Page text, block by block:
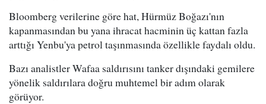
Bloomberg verilerine göre hat, Hürmüz Boğazı'nın
kapanmasından bu yana ihracat hacminin üç kattan fazla
arttığı Yenbu'ya petrol taşınmasında özellikle faydalı oldu.
Bazı analistler Wafaa saldırısını tanker dışındaki gemilere
yönelik saldırılara doğru muhtemel bir adım olarak
görüyor.